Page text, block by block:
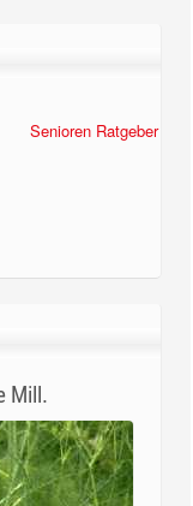
Senioren Ratgeber
Mill.